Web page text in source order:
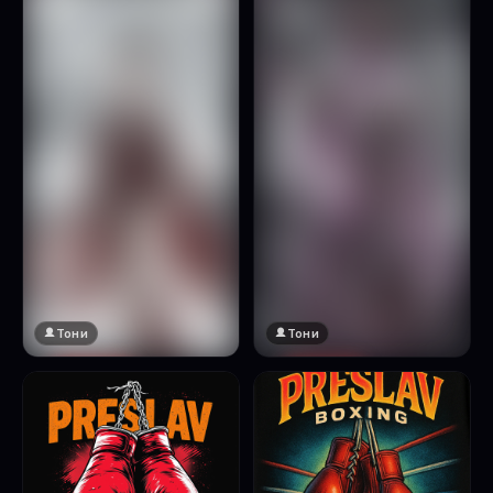
Натисни за преглед
Тони
🔞 18+
Натисни за преглед
Тони